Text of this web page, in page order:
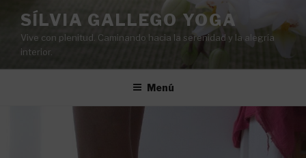
contenido
SÍLVIA GALLEGO YOGA
Vive con plenitud. Caminando hacia la serenidad y la alegría
interior.
Menú